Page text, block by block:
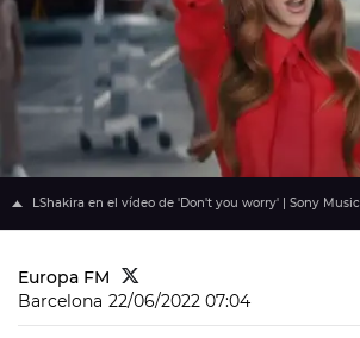
LShakira en el vídeo de 'Don't you worry' | Sony Music
Europa FM
Barcelona 22/06/2022 07:04